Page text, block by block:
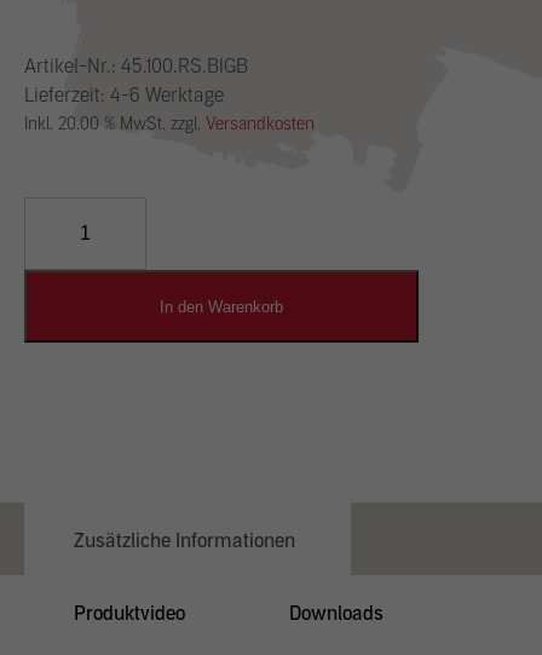
Artikel-Nr.: 45.100.RS.BIGB
Lieferzeit: 4-6 Werktage
Inkl. 20.00 % MwSt. zzgl. Versandkosten
Designputz
In den Warenkorb
Zusätzliche Informationen
Produktvideo Downloads